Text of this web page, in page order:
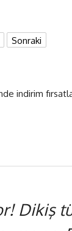
Sonraki
indirim
Dikiş